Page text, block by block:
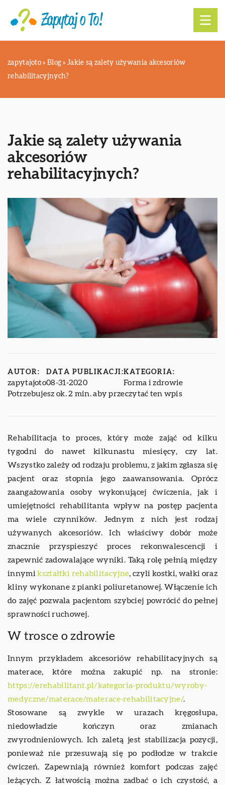
zapytajoto » Blog »Jakie są zalety używania akcesoriów
rehabilitacyjnych?
Jakie są zalety używania
akcesoriów
rehabilitacyjnych?
AUTOR:
zapytajoto
DATA PUBLIKACJI:
08-31-2020
KATEGORIA:
Forma i zdrowie
Potrzebujesz ok. 2 min. aby przeczytać ten wpis
Rehabilitacja to proces, który może zająć od kilku
tygodni do nawet kilkunastu miesięcy, czy lat.
Wszystko zależy od rodzaju problemu, z jakim zgłasza się
pacjent oraz stopnia jego zaawansowania. Oprócz
zaangażowania osoby wykonującej ćwiczenia, jak i
umiejętności rehabilitanta wpływ na postęp pacjenta
ma wiele czynników. Jednym z nich jest rodzaj
używanych akcesoriów. Ich właściwy dobór może
znacznie przyspieszyć proces rekonwalescencji i
zapewnić zadowalające wyniki. Taką rolę pełnią między
innymikształtki rehabilitacyjne, czyli kostki, wałki oraz
kliny wykonane z pianki poliuretanowej. Włączenie ich
do zajęć pozwala pacjentom szybciej powrócić do pełnej
sprawności ruchowej.
W trosce o zdrowie
Innym przykładem akcesoriów rehabilitacyjnych są
materace, które można zakupić np. na stronie:
https://erehabilitant.pl/kategoria-produktu/wyroby-
medyczne/materace/materace-rehabilitacyjne/.
Stosowane są zwykle w urazach kręgosłupa,
niedowładzie kończyn oraz zmianach
zwyrodnieniowych. Ich zaletą jest stabilizacja pozycji,
ponieważ nie przesuwają się po podłodze w trakcie
ćwiczeń. Zapewniają również komfort podczas zajęć
leżących. Z łatwością można zadbać o ich czystość, a